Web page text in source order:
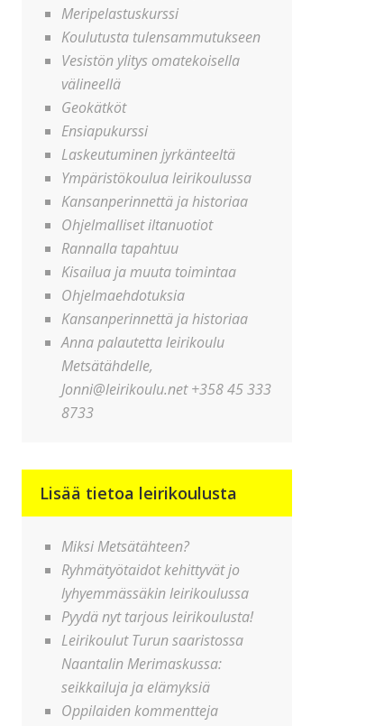
Meripelastuskurssi
Koulutusta tulensammutukseen
Vesistön ylitys omatekoisella
välineellä
Geokätköt
Ensiapukurssi
Laskeutuminen jyrkänteeltä
Ympäristökoulua leirikoulussa
Kansanperinnettä ja historiaa
Ohjelmalliset iltanuotiot
Rannalla tapahtuu
Kisailua ja muuta toimintaa
Ohjelmaehdotuksia
Kansanperinnettä ja historiaa
Anna palautetta leirikoulu
Metsätähdelle,
Jonni@leirikoulu.net +358 45 333
8733
Lisää tietoa leirikoulusta
Miksi Metsätähteen?
Ryhmätyötaidot kehittyvät jo
lyhyemmässäkin leirikoulussa
Pyydä nyt tarjous leirikoulusta!
Leirikoulut Turun saaristossa
Naantalin Merimaskussa:
seikkailuja ja elämyksiä
Oppilaiden kommentteja